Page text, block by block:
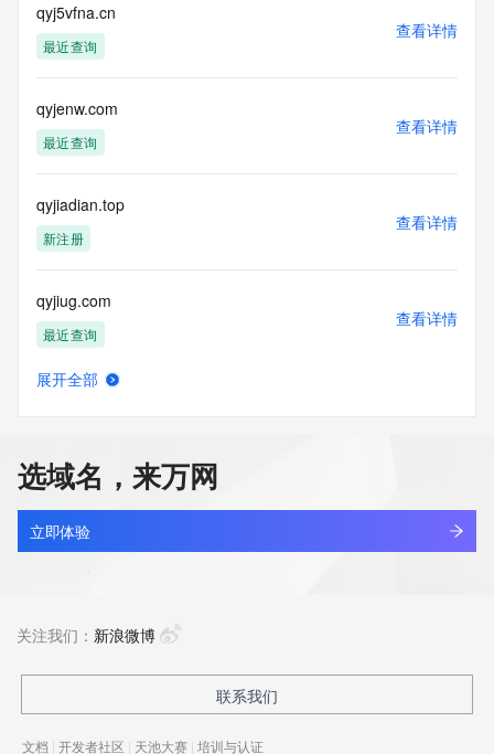
qyj5vfna.cn
最近查询
查看详情
qyjenw.com
最近查询
查看详情
qyjiadian.top
新注册
查看详情
qyjiug.com
最近查询
查看详情
qyjovk87.top
新注册
查看详情
新注册
展开全部
选域名，来万网
立即体验
关注我们： 新浪微博
联系我们
文档 | 开发者社区 | 天池大赛 | 培训与认证